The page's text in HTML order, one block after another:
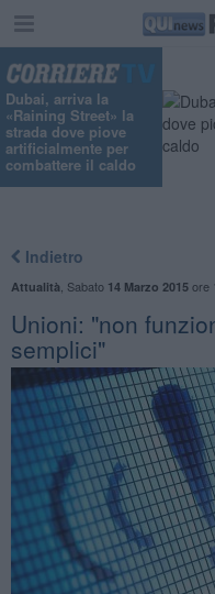
Dubai, arriva la
«Raining Street» la
strada dove piove
artificialmente per
combattere il caldo
Indietro
Attualità Sabato 14 Marzo 2015ore
Unioni: "non
semplici"